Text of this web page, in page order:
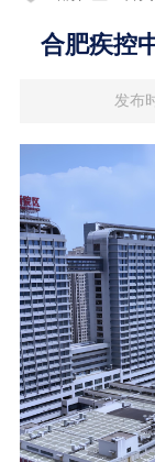
合肥疾控
发布